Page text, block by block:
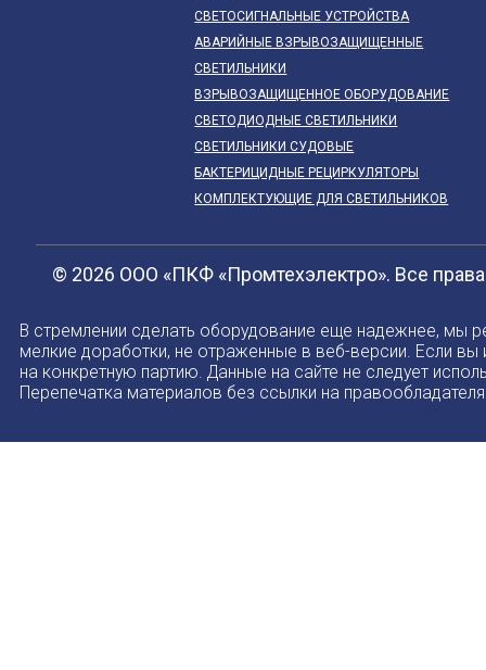
СВЕТОСИГНАЛЬНЫЕ УСТРОЙСТВА
АВАРИЙНЫЕ ВЗРЫВОЗАЩИЩЕННЫЕ
СВЕТИЛЬНИКИ
ВЗРЫВОЗАЩИЩЕННОЕ ОБОРУДОВАНИЕ
СВЕТОДИОДНЫЕ СВЕТИЛЬНИКИ
СВЕТИЛЬНИКИ СУДОВЫЕ
БАКТЕРИЦИДНЫЕ РЕЦИРКУЛЯТОРЫ
КОМПЛЕКТУЮЩИЕ ДЛЯ СВЕТИЛЬНИКОВ
© 2026 ООО «ПКФ «Промтехэлектро». Все
В стремлении сделать оборудование еще надежнее, мы
мелкие доработки, не отраженные в веб-версии. Если
на конкретную партию. Данные на сайте не следует
Перепечатка материалов без ссылки на